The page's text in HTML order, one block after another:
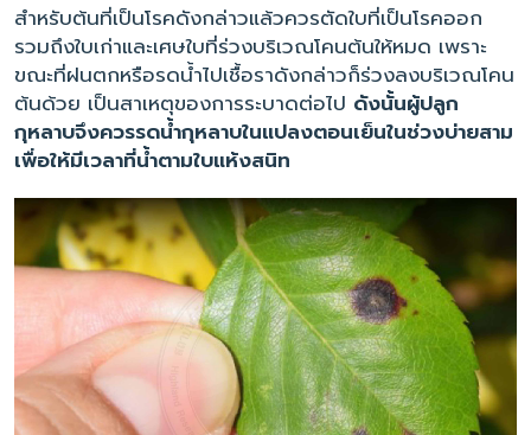
สำหรับต้นที่เป็นโรคดังกล่าวแล้วควรตัดใบที่เป็นโรคออก
รวมถึงใบเก่าและเศษใบที่ร่วงบริเวณโคนต้นให้หมด เพราะ
ขณะที่ฝนตกหรือรดน้ำไปเชื้อราดังกล่าวก็ร่วงลงบริเวณโคน
ต้นด้วย เป็นสาเหตุของการระบาดต่อไป ดังนั้นผู้ปลูก
กุหลาบจึงควรรดน้ำกุหลาบในแปลงตอนเย็นในช่วงบ่ายสาม
เพื่อให้มีเวลาที่น้ำตามใบแห้งสนิท